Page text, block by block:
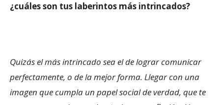
¿cuáles son tus laberintos más intrincados?
Quizás el más intrincado sea el de lograr comunicar
perfectamente, o de la mejor forma. Llegar con una
imagen que cumpla un papel social de verdad, que te